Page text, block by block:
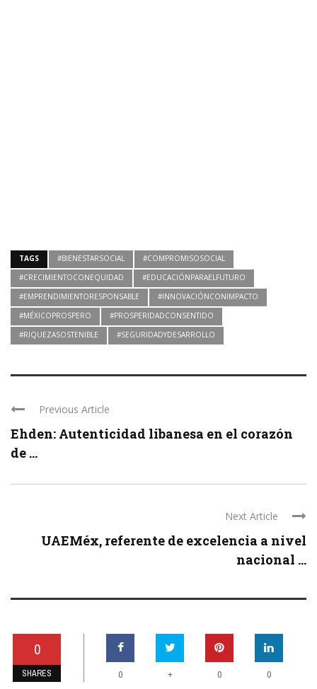
TAGS #BIENESTARSOCIAL
#COMPROMISOSOCIAL
#CRECIMIENTOCONEQUIDAD
#EDUCACIÓNPARAELFUTURO
#EMPRENDIMIENTORESPONSABLE
#INNOVACIÓNCONIMPACTO
#MÉXICOPROSPERO
#PROSPERIDADCONSENTIDO
#RIQUEZASOSTENIBLE
#SEGURIDADYDESARROLLO
Previous Article
Ehden: Autenticidad libanesa en el corazón
de ...
Next Article
UAEMéx, referente de excelencia a nivel
nacional ...
0
SHARES 0 + 0 0